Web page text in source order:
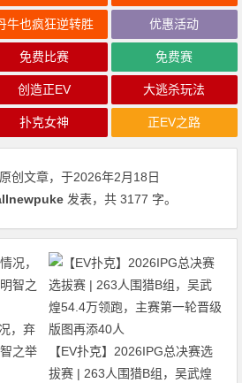
牛也疯狂逆转胜 优惠活动
免费比赛 免费赛
创造正EV 大逃杀玩法
扑克女神 正EV之路
创文章，于2026年2月18日
发表，共 3177 字。
，弃
之举
【EV扑克】2026IPG总决赛选
拔赛 | 263人围猎B组，吴武煌